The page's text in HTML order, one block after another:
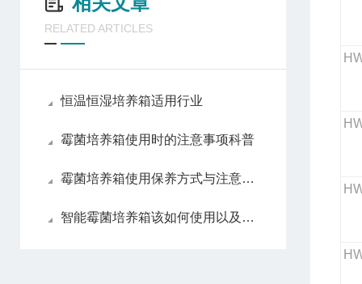
RELATED ARTICLES
恒温恒湿培养箱适用行业
霉菌培养箱使用时的注意事项科普
霉菌培养箱使用保养方式与注意事项
智能霉菌培养箱该如何使用以及保养